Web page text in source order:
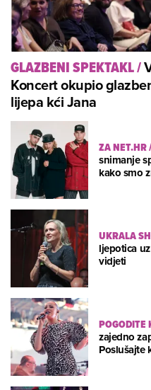
GLAZBENI SPEKTAKL/
Koncert okupio
lijepa kći Jana
ZA NET.HR
snimanje
kako smo
UKRALA
ljepotica
vidjeti
POGODITE
zajedno
Poslušajte